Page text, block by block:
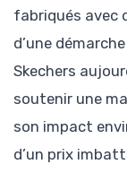
fabriqués avec
d’une
Skechers
soutenir une
son impact
d’un prix